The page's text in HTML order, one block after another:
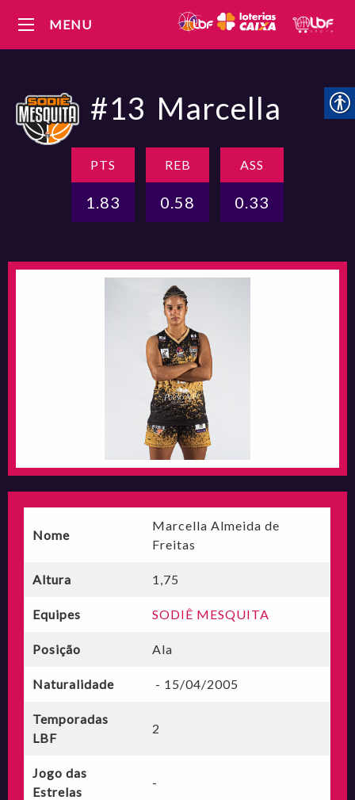
MENU
#13 Marcella
PTS
1.83
REB
0.58
ASS
0.33
Nome
Marcella Almeida de
Freitas
Altura 1,75
Equipes SODIÊ MESQUITA
Posição Ala
Naturalidade - 15/04/2005
Temporadas
LBF
2
Jogo das
Estrelas
-